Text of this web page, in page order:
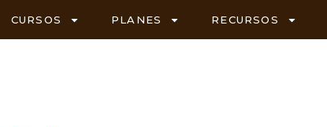
CURSOS PLANES RECURSOS